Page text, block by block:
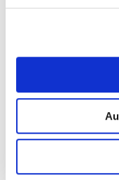
Qu‘est-ce
Est cadre supérieur,
nettement plus
nécessaire à
En sus le cadre